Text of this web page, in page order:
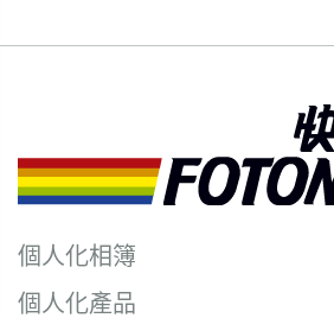
個人化相簿
個人化產品